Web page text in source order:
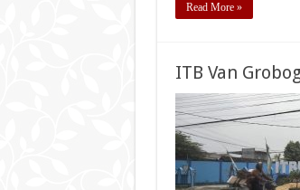
Read More »
ITB Van